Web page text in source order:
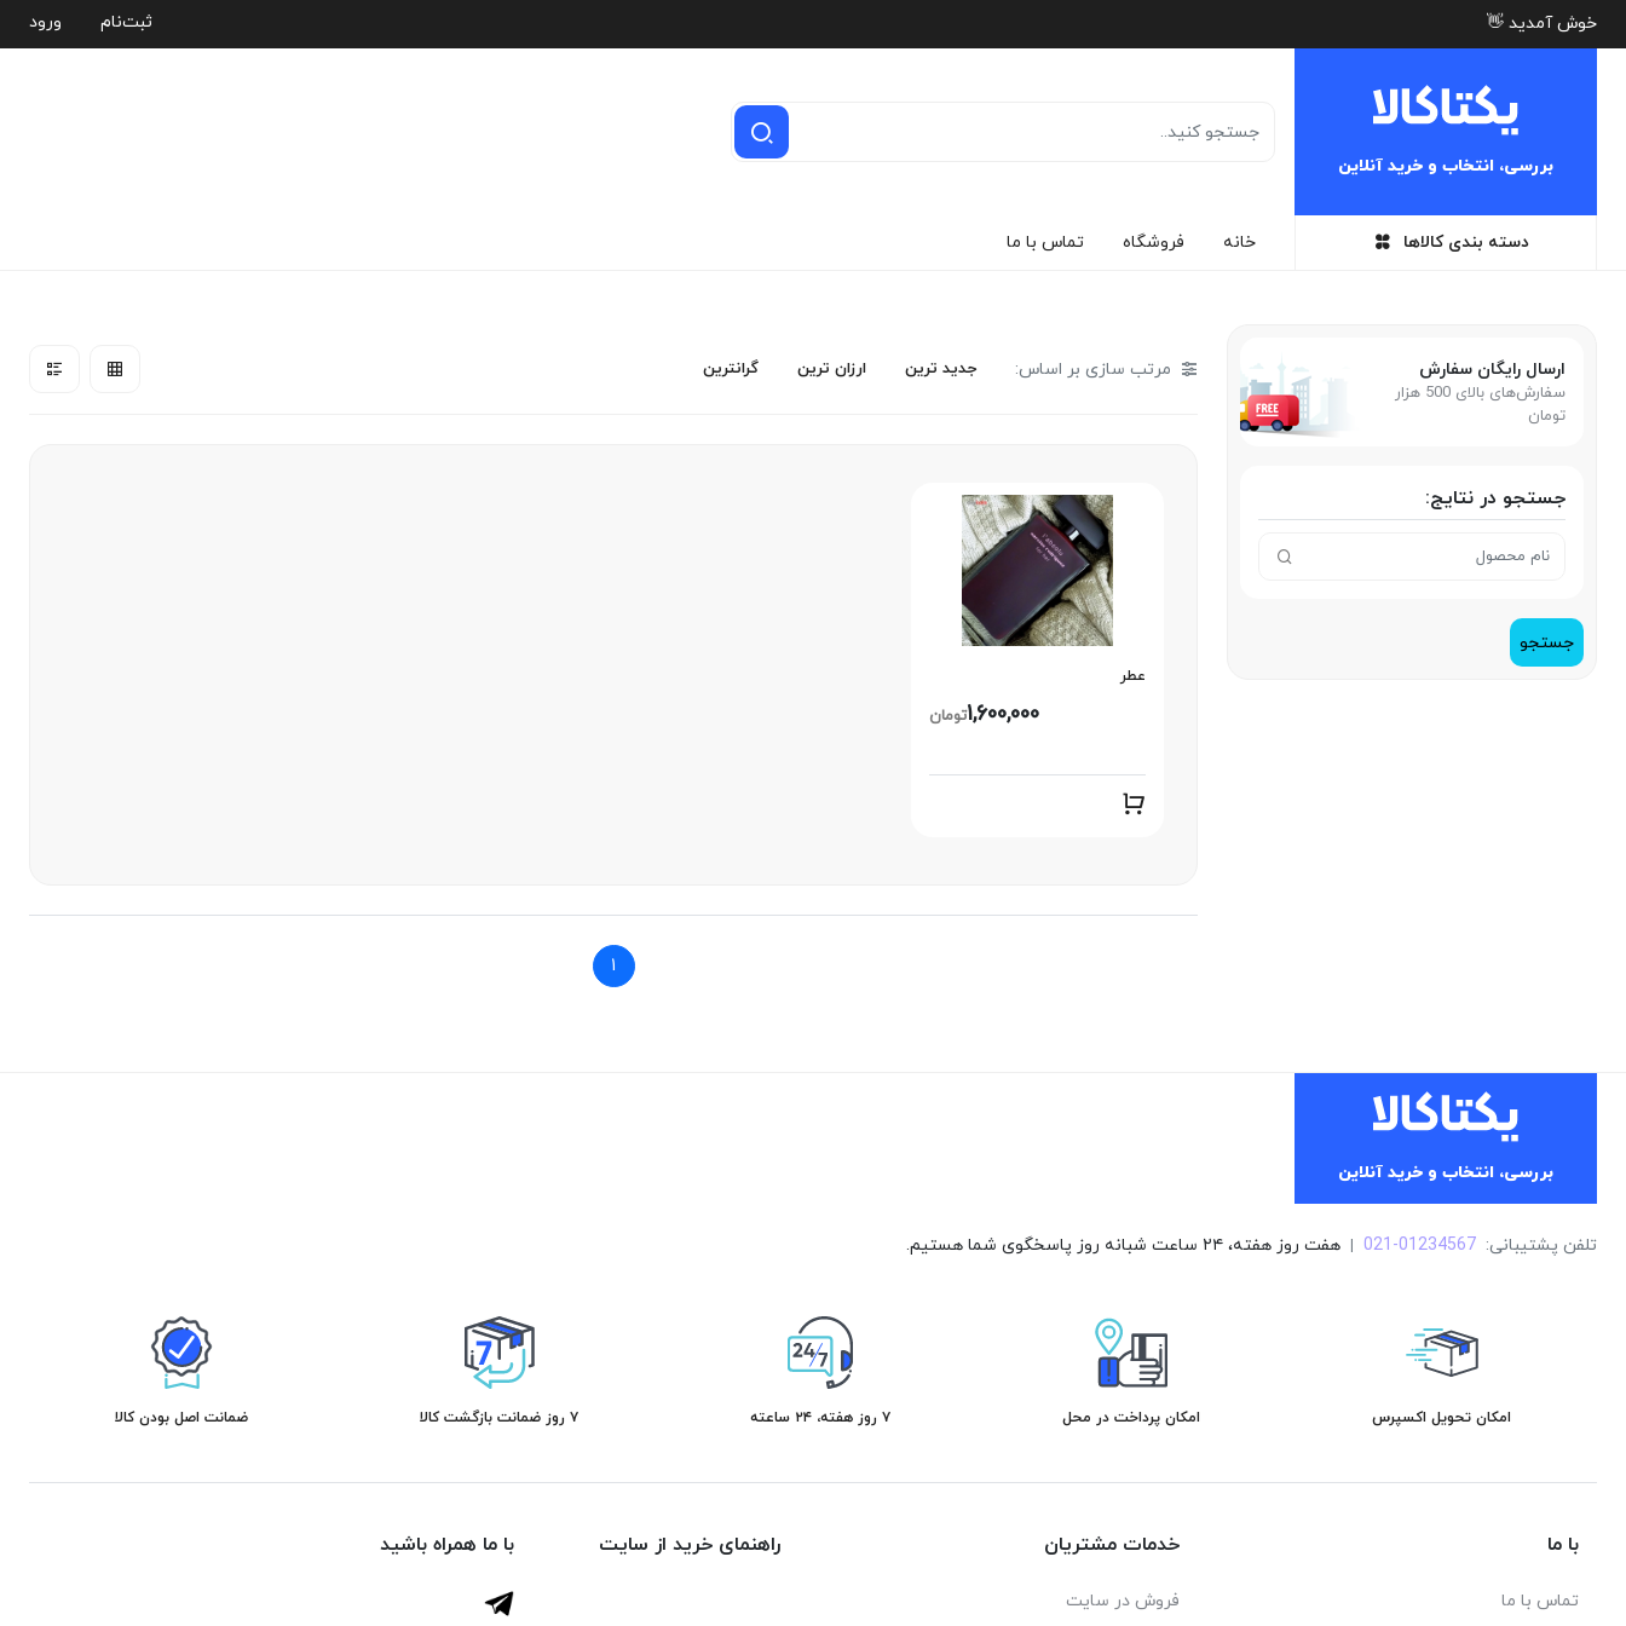
خوش آمدید 👋 ثبت‌نام ورود
بررسی، انتخاب و خرید آنلاین
دسته بندی کالاها خانه فروشگاه تماس با ما
ارسال رایگان سفارش
سفارش‌های بالای 500 هزار
تومان
جستجو در نتایج:
جستجو
مرتب سازی بر اساس: جدید ترین ارزان ترین گرانترین
عطر
1,600,000تومان
1
بررسی، انتخاب و خرید آنلاین
تلفن پشتیبانی: 021-01234567
| هفت روز هفته، ۲۴ ساعت شبانه روز پاسخگوی شما هستیم.
امکان تحویل اکسپرس امکان پرداخت در محل ۷ روز هفته، ۲۴ ساعته ۷ روز ضمانت بازگشت کالا ضمانت اصل بودن کالا
با ما
تماس با ما
خدمات مشتریان
فروش در سایت
راهنمای خرید از سایت با ما همراه باشید